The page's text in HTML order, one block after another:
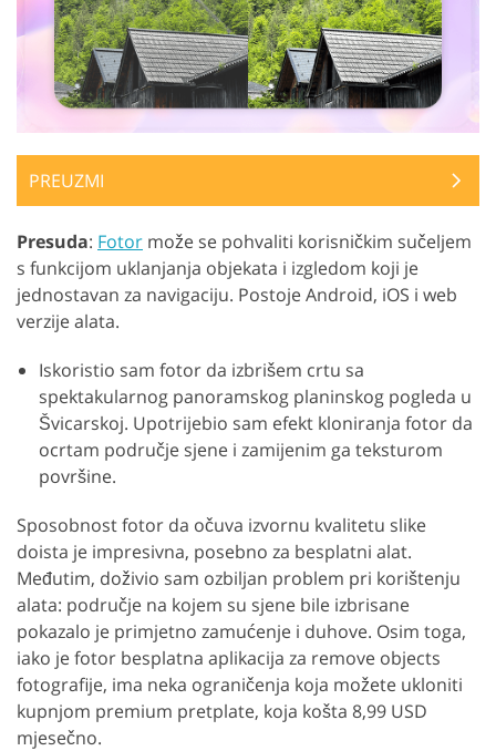
PREUZMI
Presuda: Fotor može se pohvaliti korisničkim sučeljem
s funkcijom uklanjanja objekata i izgledom koji je
jednostavan za navigaciju. Postoje Android, iOS i web
verzije alata.
Iskoristio sam fotor da izbrišem crtu sa
spektakularnog panoramskog planinskog pogleda u
Švicarskoj. Upotrijebio sam efekt kloniranja fotor da
ocrtam područje sjene i zamijenim ga teksturom
površine.
Sposobnost fotor da očuva izvornu kvalitetu slike
doista je impresivna, posebno za besplatni alat.
Međutim, doživio sam ozbiljan problem pri korištenju
alata: područje na kojem su sjene bile izbrisane
pokazalo je primjetno zamućenje i duhove. Osim toga,
iako je fotor besplatna aplikacija za remove objects
fotografije, ima neka ograničenja koja možete ukloniti
kupnjom premium pretplate, koja košta 8,99 USD
mjesečno.